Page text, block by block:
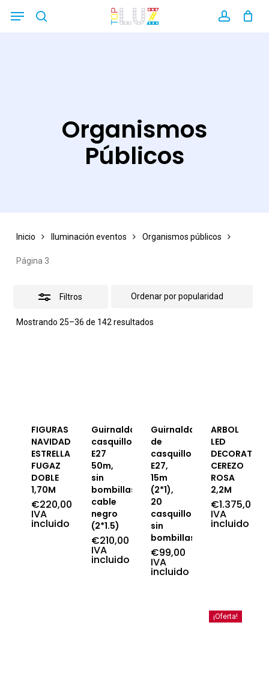
Menu
Organismos
Públicos
Inicio Iluminación eventos Organismos públicos
Página 3
Filtros
Mostrando 25–36 de 142 resultadosOrdenado
FIGURAS
NAVIDAD
ESTRELLA
FUGAZ
DOBLE
1,70M
€220,00
IVA
incluido
Guirnalda
casquillos
E27
50m,
sin
bombillas,
cable
negro
(2*1.5)
€210,00
IVA
incluido
Guirnalda
de
casquillos
E27,
15m
(2*1),
20
casquillos
sin
bombillas
€99,00
IVA
incluido
ARBOL
LED
DECORATIVO
CEREZO
ROSA
2,2M
€1.375,00
IVA
incluido
¡Oferta!